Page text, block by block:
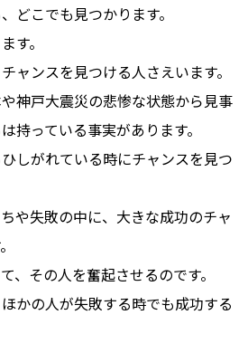
どこでも見つかります。
す。
ャンスを見つける人さえいます。
神戸大震災の悲惨な状態から見事
持っている事実があります。
しがれている時にチャンスを見つ
や失敗の中に、大きな成功のチャ
、その人を奮起させるのです。
かの人が失敗する時でも成功する